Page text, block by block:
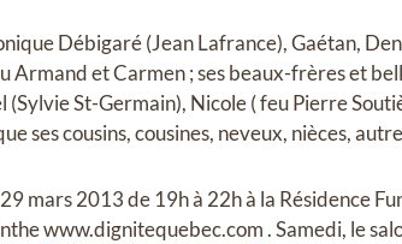
Débigaré (Jean Lafrance), Gaétan,
Armand et Carmen ; ses beaux-frères et
St-Germain), Nicole ( feu Pierre
ses cousins, cousines, neveux, nièces,
mars 2013 de 19h à 22h à la Résidence
www.dignitequebec.com. Samedi, le